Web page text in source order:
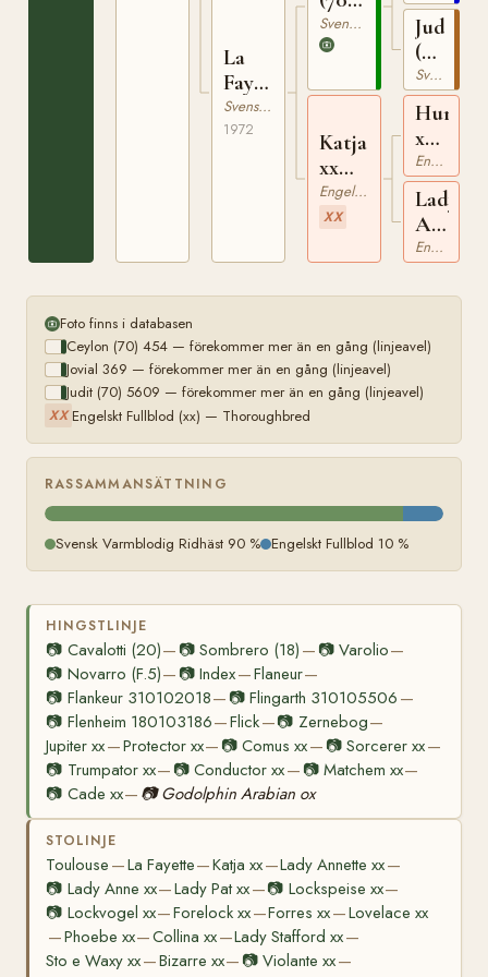
La
Fayette
10298
Svensk Varmblodig Ridhäst
1972
454Svensk Varmblodig Ridhäst
Katja
xx
8306Engelskt Fullblod
XX
Judit
(70)
5609
Svensk Varmblodig Ridhäst
xx
95268
Engelskt Fullblod
Lady
xxEngelskt Fullblod
Foto finns i databasen
Ceylon (70) 454 — förekommer mer än en gång (linjeavel)
Jovial 369 — förekommer mer än en gång (linjeavel)
Judit (70) 5609 — förekommer mer än en gång (linjeavel)
XX Engelskt Fullblod (xx) — Thoroughbred
RASSAMMANSÄTTNING
Svensk Varmblodig Ridhäst 90 % Engelskt Fullblod 10 %
HINGSTLINJE
📷 Cavalotti (20)— 📷Sombrero (18) — 📷 Varolio—
📷 Novarro (F.5)— 📷Index—Flaneur—
📷 Flankeur 310102018— 📷Flingarth 310105506 —
📷 Flenheim 180103186—Flick—📷 Zernebog—
Jupiter xx—Protector xx— 📷Comus xx— 📷Sorcerer xx—
📷 Trumpator xx— 📷Conductor xx— 📷 Matchem xx—
📷 Cade xx— 📷 Godolphin Arabian ox
STOLINJE
Toulouse —La Fayette—Katja xx—Lady Annette xx—
📷 Lady Anne xx—Lady Pat xx—📷 Lockspeise xx—
📷 Lockvogel xx—Forelock xx—Forres xx—Lovelace xx
—Phoebe xx—Collina xx—Lady Stafford xx—
Sto e Waxy xx—Bizarre xx— 📷Violante xx—